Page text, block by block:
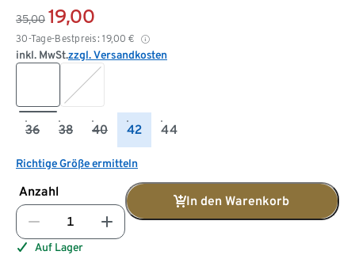
35,00 19,00
30-Tage-Bestpreis: 19,00 €
inkl. MwSt.zzgl. Versandkosten
36 38 40 42 44
Richtige Größe ermitteln
Anzahl
In den Warenkorb
Auf Lager